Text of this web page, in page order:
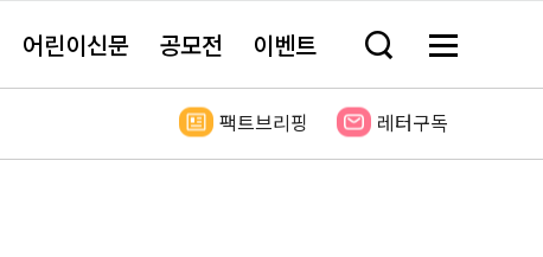
어린이신문 공모전 이벤트 검
창
기
메
전
보
팩트브리핑 레터구독